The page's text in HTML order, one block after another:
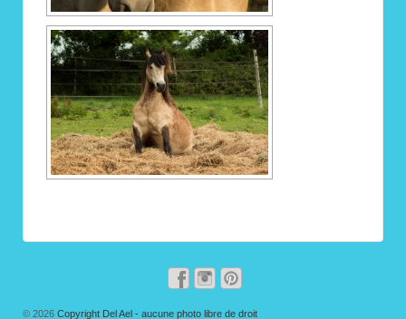
© 2026 Copyright Del Ael - aucune photo libre de droit